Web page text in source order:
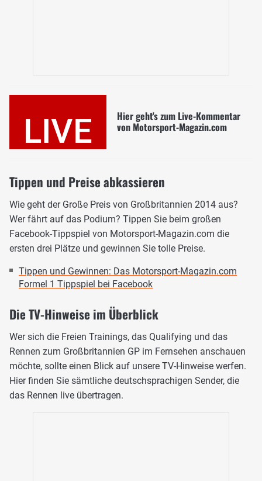
LIVE Hier geht's zum Live-Kommentar
von Motorsport-Magazin.com
Tippen und Preise abkassieren
Wie geht der Große Preis von Großbritannien 2014 aus?
Wer fährt auf das Podium? Tippen Sie beim großen
Facebook-Tippspiel von Motorsport-Magazin.com die
ersten drei Plätze und gewinnen Sie tolle Preise.
Tippen und Gewinnen: Das Motorsport-Magazin.com
Formel 1 Tippspiel bei Facebook
Die TV-Hinweise im Überblick
Wer sich die Freien Trainings, das Qualifying und das
Rennen zum Großbritannien GP im Fernsehen anschauen
möchte, sollte einen Blick auf unsere TV-Hinweise werfen.
Hier finden Sie sämtliche deutschsprachigen Sender, die
das Rennen live übertragen.